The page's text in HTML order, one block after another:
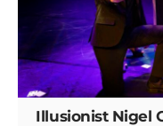
Illusionist Nigel